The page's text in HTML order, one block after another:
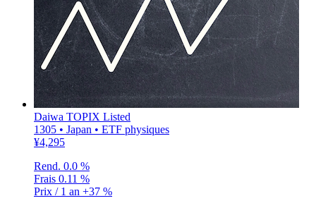
Daiwa TOPIX Listed
1305 • Japan • ETF physiques
¥4,295
Rend. 0.0 %
Frais 0.11 %
Prix / 1 an +37 %